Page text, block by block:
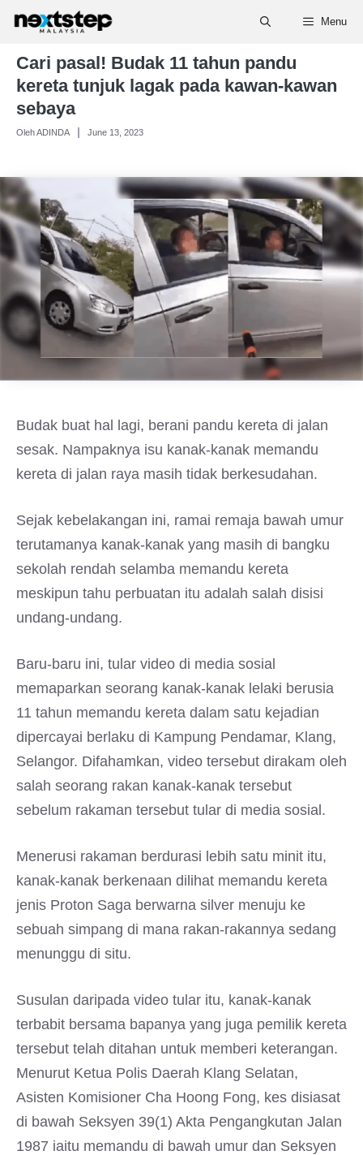
Skip
content
Menu
Cari pasal! Budak 11 tahun pandu
kereta tunjuk lagak pada kawan-kawan
sebaya
Oleh ADINDA June 13, 2023
Budak buat hal lagi, berani pandu kereta di jalan
sesak. Nampaknya isu kanak-kanak memandu
kereta di jalan raya masih tidak berkesudahan.
Sejak kebelakangan ini, ramai remaja bawah umur
terutamanya kanak-kanak yang masih di bangku
sekolah rendah selamba memandu kereta
meskipun tahu perbuatan itu adalah salah disisi
undang-undang.
Baru-baru ini, tular video di media sosial
memaparkan seorang kanak-kanak lelaki berusia
11 tahun memandu kereta dalam satu kejadian
dipercayai berlaku di Kampung Pendamar, Klang,
Selangor. Difahamkan, video tersebut dirakam oleh
salah seorang rakan kanak-kanak tersebut
sebelum rakaman tersebut tular di media sosial.
Menerusi rakaman berdurasi lebih satu minit itu,
kanak-kanak berkenaan dilihat memandu kereta
jenis Proton Saga berwarna silver menuju ke
sebuah simpang di mana rakan-rakannya sedang
menunggu di situ.
Susulan daripada video tular itu, kanak-kanak
terbabit bersama bapanya yang juga pemilik kereta
tersebut telah ditahan untuk memberi keterangan.
Menurut Ketua Polis Daerah Klang Selatan,
Asisten Komisioner Cha Hoong Fong, kes disiasat
di bawah Seksyen 39(1) Akta Pengangkutan Jalan
1987 iaitu memandu di bawah umur dan Seksyen